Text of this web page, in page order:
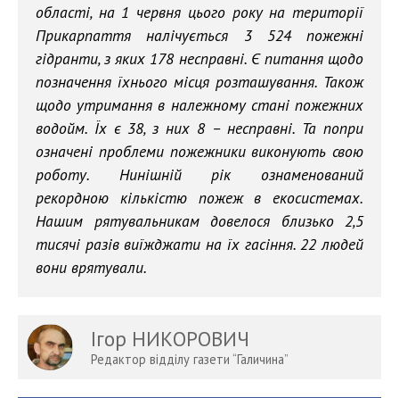
області, на 1 червня цього року на території
Прикарпаття налічується 3 524 пожежні
гідранти, з яких 178 несправні. Є питання щодо
позначення їхнього місця розташування. Також
щодо утримання в належному стані пожежних
водойм. Їх є 38, з них 8 – несправні. Та попри
означені проблеми пожежники виконують свою
роботу. Нинішній рік ознаменований
рекордною кількістю пожеж в екосистемах.
Нашим рятувальникам довелося близько 2,5
тисячі разів виїжджати на їх гасіння. 22 людей
вони врятували.
Ігор НИКОРОВИЧ
Редактор відділу газети “Галичина”